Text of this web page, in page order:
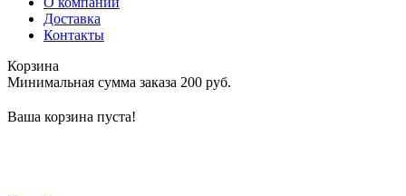
Доставка
Контакты
Корзина
Минимальная сумма заказа 200 руб.
Ваша корзина пуста!